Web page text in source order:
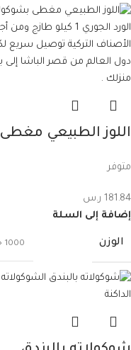
اللوز الطبيعي مغطى
كيلو
متوفر
181.84 ر.س
إضافة إلى السلة
الوزن 1000 جرام